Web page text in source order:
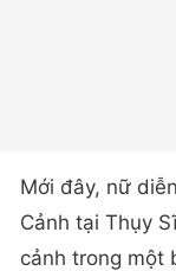
Mới đây, nữ
Cảnh tại Thụy
cảnh trong một